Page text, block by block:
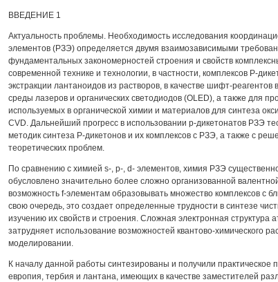
ВВЕДЕНИЕ 1
Актуальность проблемы. Необходимость исследования
элементов (РЗЭ) определяется двумя взаимозависимыми
фундаментальных закономерностей строения и свойств
современной технике и технологии, в частности, комплексов Р-
экстракции лантаноидов из растворов, в качестве шифт-реагентов
среды лазеров и органических светодиодов (OLED), а также для
используемых в органической химии и материалов для синтеза
CVD. Дальнейший прогресс в использовании р-дикетонатов РЗЭ
методик синтеза Р-дикетонов и их комплексов с РЗЭ, а также с
теоретических проблем.
По сравнению с химией s-, p-, d- элементов, химия РЗЭ
обусловлено значительно более сложно организованной
возможность f-элементам образовывать множество комплексов с
свою очередь, это создает определенные трудности в синтезе
изучению их свойств и строения. Сложная электронная структура
затрудняет использование возможностей квантово-химического
моделировании.
К началу данной работы синтезированы и получили практическое
европия, тербия и лантана, имеющих в качестве заместителей